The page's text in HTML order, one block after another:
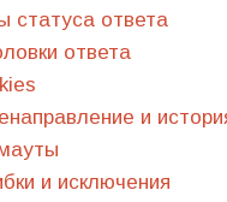
статуса ответа
ответа
и
и исключения